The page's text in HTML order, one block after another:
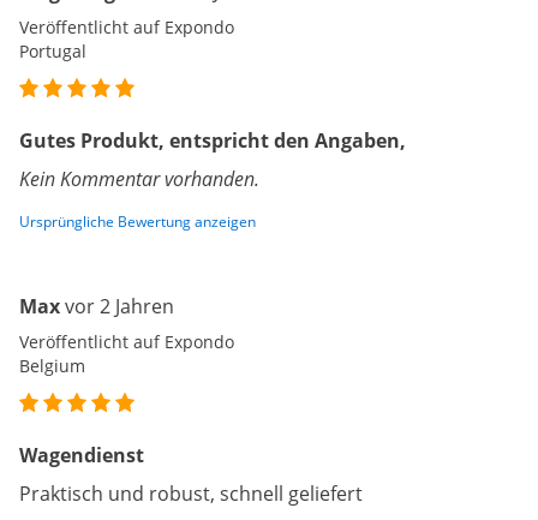
Veröffentlicht auf Expondo
Portugal
Gutes Produkt, entspricht den Angaben,
Kein Kommentar vorhanden.
Ursprüngliche Bewertung anzeigen
Maxvor 2 Jahren
Veröffentlicht auf Expondo
Belgium
Wagendienst
Praktisch und robust, schnell geliefert